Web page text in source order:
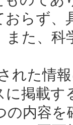
らず、
た、
れた情
に掲載
の内容